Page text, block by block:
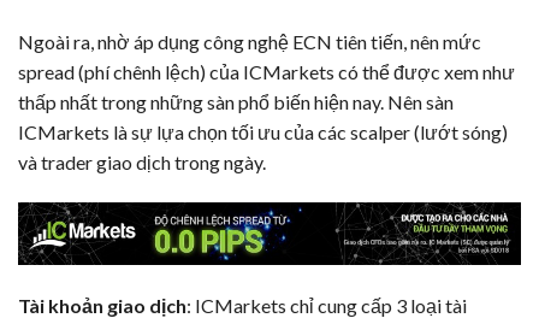
Ngoài ra, nhờ áp dụng công nghệ ECN tiên tiến, nên mức
spread (phí chênh lệch) của ICMarkets có thể được xem như
thấp nhất trong những sàn phổ biến hiện nay. Nên sàn
ICMarkets là sự lựa chọn tối ưu của các scalper (lướt sóng)
và trader giao dịch trong ngày.
Tài khoản giao dịch: ICMarkets chỉ cung cấp 3 loại tài